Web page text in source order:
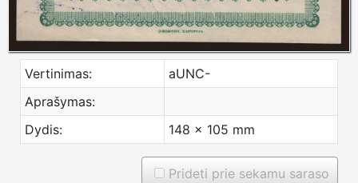
Vertinimas:
aUNC-
Aprašymas:
Dydis:
148 x 105 mm
Prideti prie sekamu saraso